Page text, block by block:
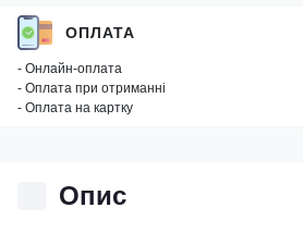
ОПЛАТА
- Онлайн-оплата
- Оплата при отриманні
- Оплата на картку
Опис